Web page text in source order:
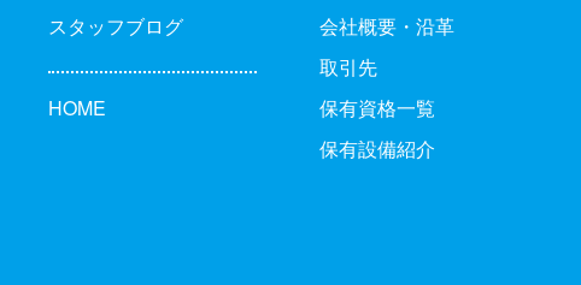
スタッフブログ
HOME
会社概要・沿革
取引先
保有資格一覧
保有設備紹介